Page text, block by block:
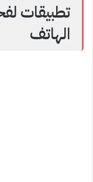
تطبيقات
الهاتف